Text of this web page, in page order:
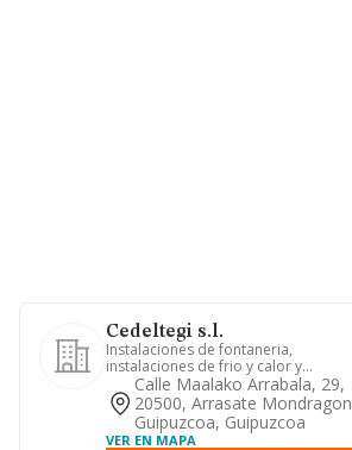
Cedeltegi s.l.
Instalaciones de fontaneria,
instalaciones de frio y calor y
acondicionamiento de aire,
coordinacio...
Calle Maalako Arrabala, 29,
20500, Arrasate Mondragon
Guipuzcoa, Guipuzcoa
VER EN MAPA